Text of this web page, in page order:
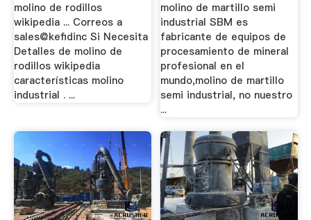
molino de rodillos
wikipedia ... Correos a
sales@kefidinc Si Necesita
Detalles de molino de
rodillos wikipedia
características molino
industrial . ...
molino de martillo semi
industrial SBM es
fabricante de equipos de
procesamiento de mineral
profesional en el
mundo,molino de martillo
semi industrial, no nuestro
...